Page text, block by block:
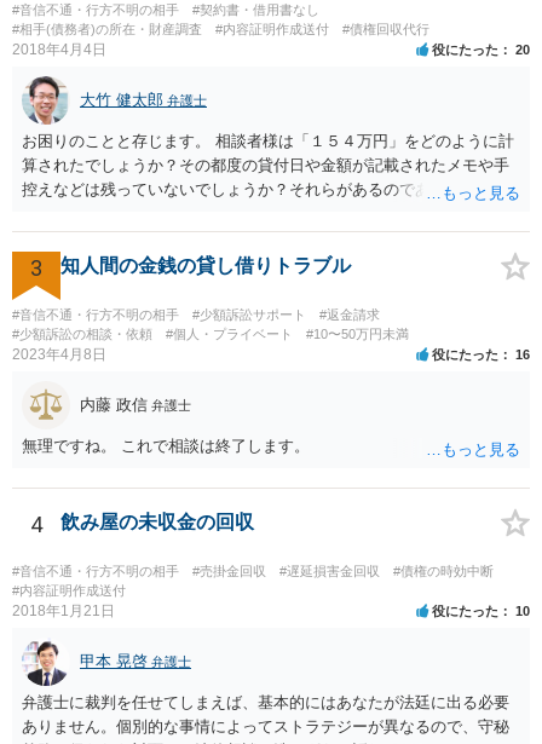
#音信不通・行方不明の相手
#契約書・借用書なし
#相手(債務者)の所在・財産調査
#内容証明作成送付 #債権回収代行
2018年4月4日 役にたった 20
大竹 健太郎 弁護士
お困りのことと存じます。 相談者様は「１５４万円」をどのように計
算されたでしょうか？その都度の貸付日や金額が記載されたメモや手
控えなどは残っていないでしょうか？それらがあるのであればメール
です。 彼の住所については住民票上の住所であれば調査することは可
能です。 弁護士に依頼した際の費用にいては現在弁護士費用が自由化
されており法律事務所によって異なりますので、あくまで目安となり
ますが、交渉を依頼すると①着手金が請求額×8％or10万円の高い方、
②成功報酬が16％、③実費というところでしょうか。法律事務所によ
っては別途日当を請求するところもあると思います。 勝訴の見込みや
お伺いできればお伝えさせていただきますので、宜しければ、個別に
3 知人間の金銭の貸し借りトラブル
#音信不通・行方不明の相手 #少額訴訟サポート
#返金請求
#少額訴訟の相談・依頼
#個人・プライベート #10〜50万円未満
2023年4月8日 役にたった 16
内藤 政信 弁護士
無理ですね。 これで相談は終了します。
4 飲み屋の未収金の回収
#音信不通・行方不明の相手 #売掛金回収 #遅延損害金回収
#債権の時効中断
#内容証明作成送付
2018年1月21日 役にたった 10
甲本 晃啓 弁護士
弁護士に裁判を任せてしまえば、基本的にはあなたが法廷に出る必要
ありません。個別的な事情によってストラテジーが異なるので、守秘